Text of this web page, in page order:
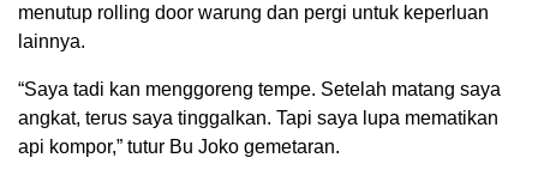
menutup rolling door warung dan pergi untuk keperluan
lainnya.
“Saya tadi kan menggoreng tempe. Setelah matang saya
angkat, terus saya tinggalkan. Tapi saya lupa mematikan
api kompor,” tutur Bu Joko gemetaran.